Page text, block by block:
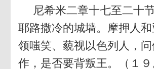
尼希米二章十七至二十
耶路撒冷的城墙。摩押人
领嗤笑、藐视以色列人，
作，是否要背叛王。（１